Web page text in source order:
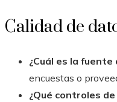
Calidad de
¿Cuál es la
encuestas o
¿Qué controles